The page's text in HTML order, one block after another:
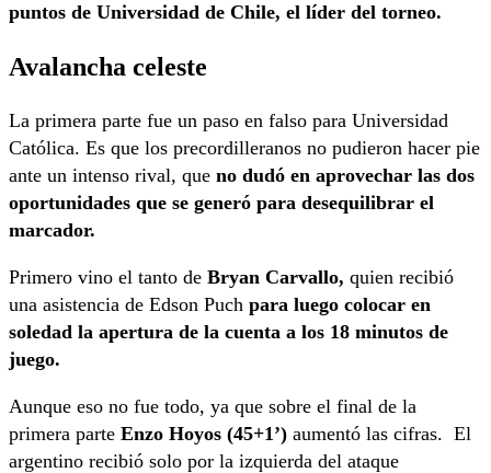
puntos de Universidad de Chile, el líder del torneo.
Avalancha celeste
La primera parte fue un paso en falso para Universidad
Católica. Es que los precordilleranos no pudieron hacer pie
ante un intenso rival, que no dudó en aprovechar las dos
oportunidades que se generó para desequilibrar el
marcador.
Primero vino el tanto de Bryan Carvallo, quien recibió
una asistencia de Edson Puch para luego colocar en
soledad la apertura de la cuenta a los 18 minutos de
juego.
Aunque eso no fue todo, ya que sobre el final de la
primera parte Enzo Hoyos (45+1’) aumentó las cifras. El
argentino recibió solo por la izquierda del ataque